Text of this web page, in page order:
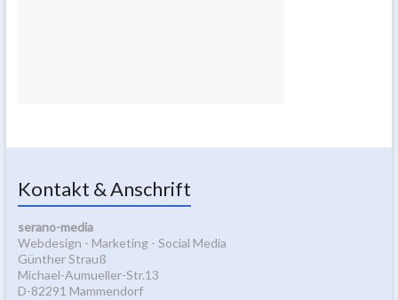
Kontakt & Anschrift
serano-media
Webdesign - Marketing - Social Media
Günther Strauß
Michael-Aumueller-Str.13
D-82291 Mammendorf